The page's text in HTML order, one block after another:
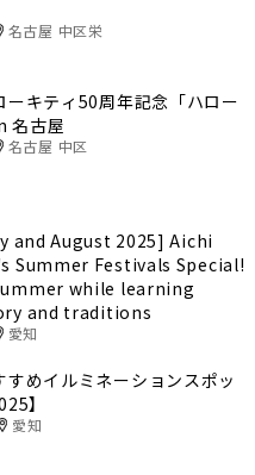
名古屋 中区栄
ーキティ50周年記念「ハロー
名古屋
名古屋 中区
and August 2025] Aichi
Summer Festivals Special!
while learning
and traditions
愛知
すめイルミネーションスポッ
】
愛知